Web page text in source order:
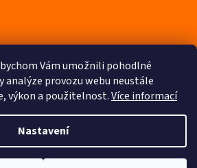
Vám umožnili pohodlné
analýze provozu webu neustále
výkon a použitelnost.Více informací
Nastavení